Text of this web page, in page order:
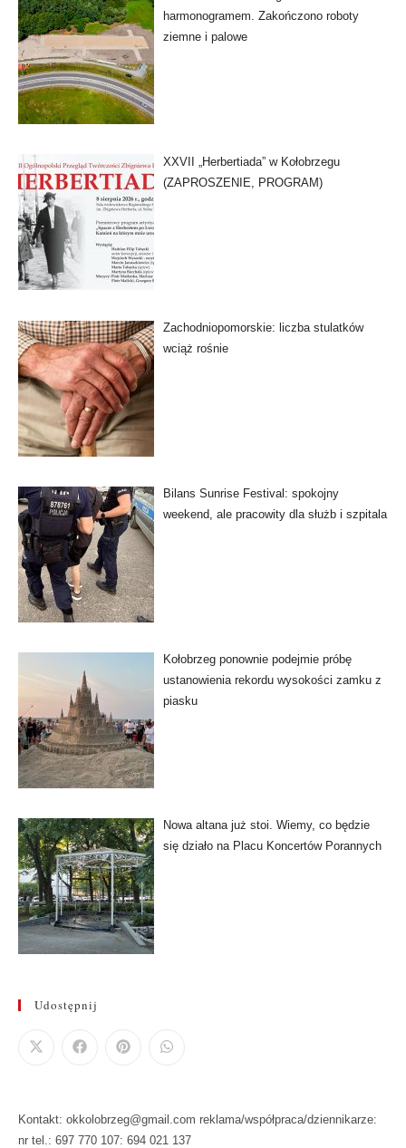
harmonogramem. Zakończono roboty
ziemne i palowe
XXVII „Herbertiada” w Kołobrzegu
(ZAPROSZENIE, PROGRAM)
Zachodniopomorskie: liczba stulatków
wciąż rośnie
Bilans Sunrise Festival: spokojny
weekend, ale pracowity dla służb i szpitala
Kołobrzeg ponownie podejmie próbę
ustanowienia rekordu wysokości zamku z
piasku
Nowa altana już stoi. Wiemy, co będzie
się działo na Placu Koncertów Porannych
Udostępnij
Kontakt: okkolobrzeg@gmail.com reklama/współpraca/dziennikarze:
nr tel.: 697 770 107: 694 021 137